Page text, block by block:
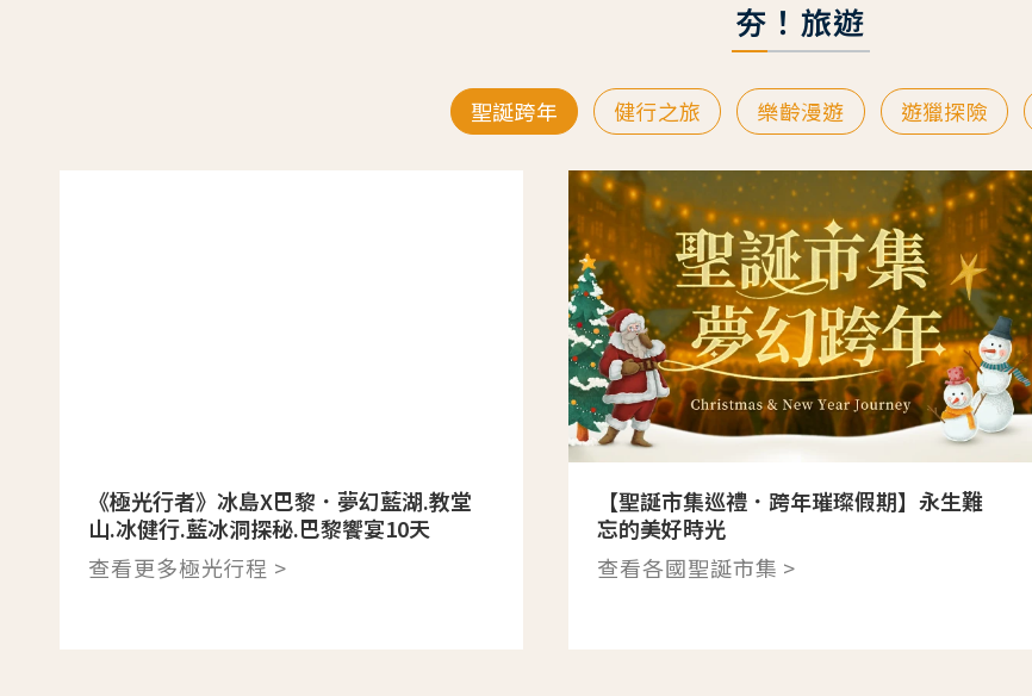
夯！旅遊
聖誕跨年 健行之旅 樂齡漫遊 遊獵探險
《極光行者》冰島X巴黎．夢幻藍湖.教堂
山.冰健行.藍冰洞探秘.巴黎饗宴10天
查看更多極光行程 >
【聖誕市集巡禮．跨年璀璨假期】永生難
忘的美好時光
查看各國聖誕市集 >